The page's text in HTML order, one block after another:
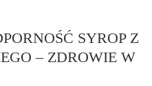
SYROP Z
– ZDROWIE W